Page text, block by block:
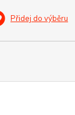
Přidej do výběru